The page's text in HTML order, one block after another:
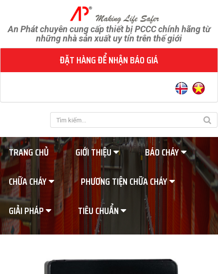
An Phát chuyên cung cấp thiết bị PCCC chính hãng từ
những nhà sản xuất uy tín trên thế giới
ĐẶT HÀNG ĐỂ NHẬN BÁO GIÁ
TRANG CHỦ GIỚI THIỆU
BÁO CHÁY
CHỮA CHÁY
PHƯƠNG TIỆN CHỮA CHÁY
GIẢI PHÁP
TIÊU CHUẨN